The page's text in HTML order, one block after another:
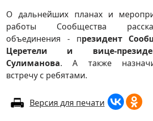
О дальнейших планах и
работы Сообщества
объединения - президент
Церетели и вице-
Сулиманова. А также
встречу с ребятами.
Версия для печати